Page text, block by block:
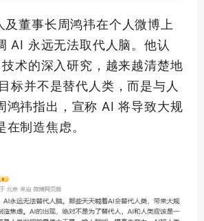
董事长周鸿祎在个人微博上
AI 永远无法取代人脑。他认
术的深入研究，越来越清楚地
标并不是替代人类，而是与人
鸿祎指出，宣称 AI 将导致大规
制造焦虑。